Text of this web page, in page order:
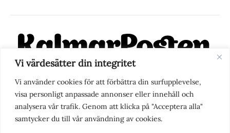
Vi värdesätter din integritet
Vi använder cookies för att förbättra din surfupplevelse,
visa personligt anpassade annonser eller innehåll och
analysera vår trafik. Genom att klicka på "Acceptera alla"
samtycker du till vår användning av cookies.
KalmarPosten är en modern lokalnyhetstidning på nätet. Med
fokus på Kalmarregionen, men också med blick för det större
perspektivet, vill vi vara din självklara kanal för nyheter,
berättelser och engagemang. KalmarPosten grundades 1988 och
fick nya ägare 2025.